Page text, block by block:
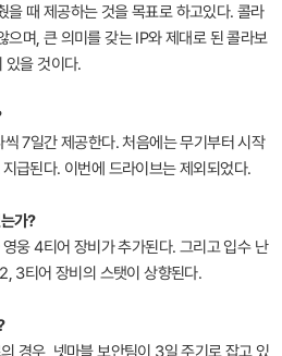
을 때 제공하는 것을 목표로 하고있다. 콜라
으며, 큰 의미를 갖는 IP와 제대로 된 콜라보
있을 것이다.
7일간 제공한다. 처음에는 무기부터 시작
급된다. 이번에 드라이브는 제외되었다.
가?
웅 4티어 장비가 추가된다. 그리고 입수 난
3티어 장비의 스탯이 상향된다.
경우, 넷마블 보안팀이 3일 주기로 잡고 있